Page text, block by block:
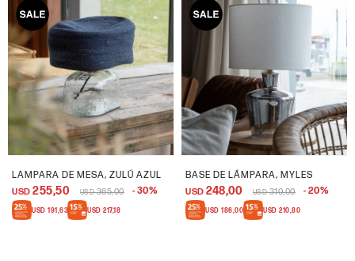
LAMPARA DE MESA, ZULÚ AZUL
USD 255,50 USD 365,00 30
USD 191,63 USD 217,18
BASE DE LÁMPARA, MYLES
USD 248,00 USD 310,00 20
USD 186,00 USD 210,80